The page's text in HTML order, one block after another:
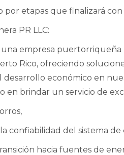
por etapas que finalizará
PR LLC:
una empresa
Rico, ofreciendo
económico en
en brindar un servicio de
confiabilidad del sistema de
hacia fuentes de